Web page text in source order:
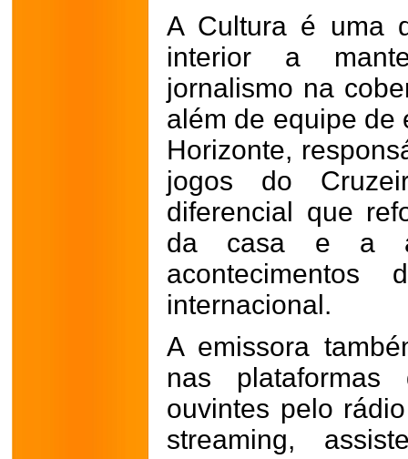
A Cultura é uma
interior a
jornalismo na
além de equipe de
Horizonte,
jogos do
diferencial que
da casa e a
internacional.
A emissora
nas plataformas
ouvintes pelo
streaming,